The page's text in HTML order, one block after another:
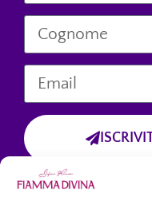
Cliccando sul pulsante